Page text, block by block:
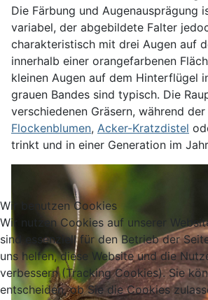
Die Färbung und Augenausprägung
variabel, der abgebildete Falter
charakteristisch mit drei Augen auf
innerhalb einer orangefarbenen
kleinen Augen auf dem Hinterflügel
grauen Bandes sind typisch. Die
verschiedenen Gräsern, während
Flockenblumen, Acker-Kratzdistel
trinkt und in einer Generation im
Wir benutzen Cookies
Wir nutzen Cookies auf unserer
sind essenziell für den Betrieb der
uns helfen, diese Website und die
verbessern (Tracking Cookies). Sie
entscheiden, ob Sie die Cookies